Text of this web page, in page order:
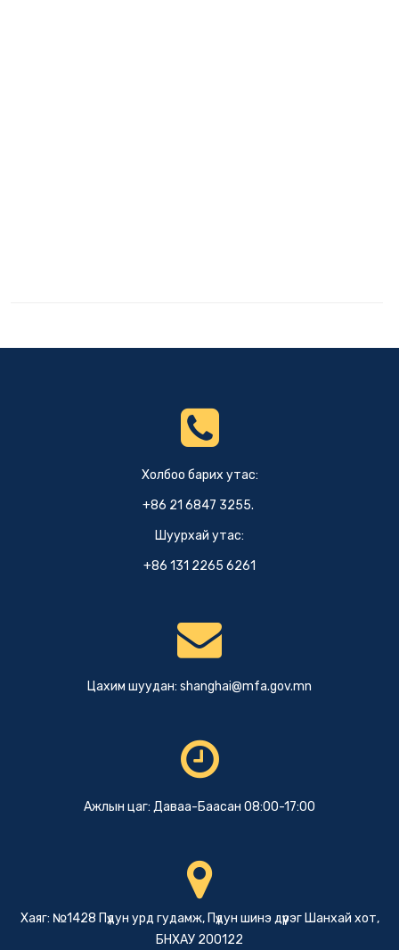
Холбоо барих утас:
+86 21 6847 3255.
Шуурхай утас:
+86 131 2265 6261
Цахим шуудан: shanghai@mfa.gov.mn
Ажлын цаг: Даваа-Баасан 08:00-17:00
Хаяг: №1428 Пүдун урд гудамж, Пүдун шинэ дүүрэг Шанхай хот,
БНХАУ 200122